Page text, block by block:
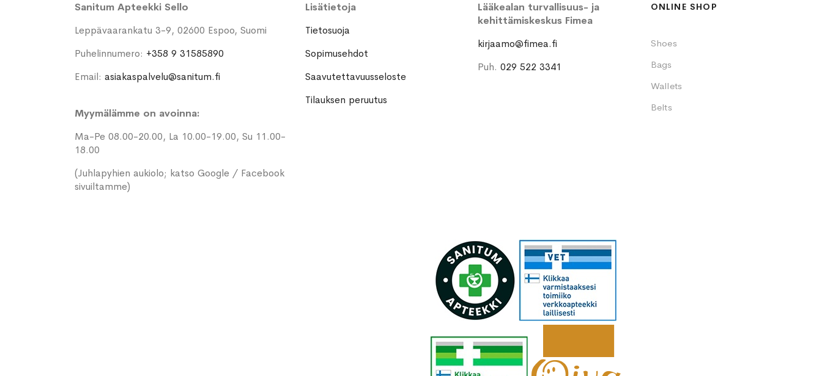
Sanitum Apteekki Sello
Leppävaarankatu 3-9, 02600 Espoo, Suomi
Puhelinnumero: +358 9 31585890
Email: asiakaspalvelu@sanitum.fi
Myymälämme on avoinna:
Ma-Pe 08.00-20.00, La 10.00-19.00, Su 11.00-
18.00
(Juhlapyhien aukiolo; katso Google / Facebook
sivuiltamme)
Lisätietoja
Tietosuoja
Sopimusehdot
Saavutettavuusseloste
Tilauksen peruutus
Lääkealan turvallisuus- ja
kehittämiskeskus Fimea
kirjaamo@fimea.fi
Puh.029 522 3341
ONLINE SHOP
Shoes
Bags
Wallets
Belts